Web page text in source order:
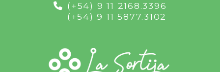
(+54) 9 11 2168.3396
(+54) 9 11 5877.3102